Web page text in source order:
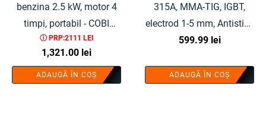
benzina 2.5 kW, motor 4
timpi, portabil - COBI
SMART®
ⓘ PRP:2111 LEI
1,321.00 lei
ADAUGĂ ÎN COȘ
315A, MMA-TIG, IGBT,
electrod 1-5 mm, Antistick
- COBI SMART®
599.99 lei
ADAUGĂ ÎN COȘ